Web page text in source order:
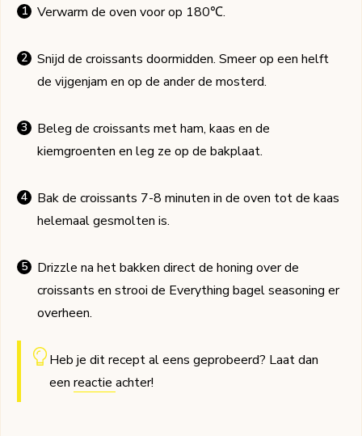
Verwarm de oven voor op 180℃.
Snijd de croissants doormidden. Smeer op een helft
de vijgenjam en op de ander de mosterd.
Beleg de croissants met ham, kaas en de
kiemgroenten en leg ze op de bakplaat.
Bak de croissants 7-8 minuten in de oven tot de kaas
helemaal gesmolten is.
Drizzle na het bakken direct de honing over de
croissants en strooi de Everything bagel seasoning er
overheen.
Heb je dit recept al eens geprobeerd? Laat dan
een reactie achter!